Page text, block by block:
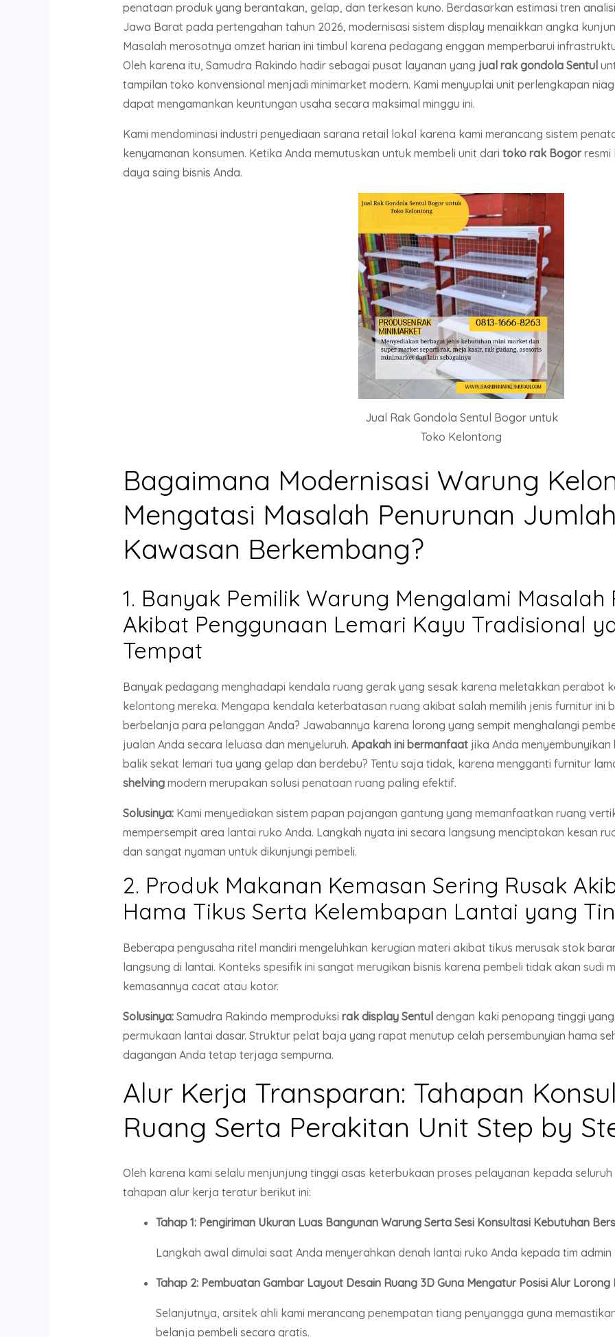
penataan produk yang berantakan, gelap, dan terkesan kuno. Berdasarkan estimasi tren
Jawa Barat pada pertengahan tahun 2026, modernisasi sistem display menaikkan angka
Masalah merosotnya omzet harian ini timbul karena pedagang enggan memperbarui
Oleh karena itu, Samudra Rakindo hadir sebagai pusat layanan yang jual rak gondola Sentul
tampilan toko konvensional menjadi minimarket modern. Kami menyuplai unit perlengkapan
dapat mengamankan keuntungan usaha secara maksimal minggu ini.
Kami mendominasi industri penyediaan sarana retail lokal karena kami merancang sistem
kenyamanan konsumen. Ketika Anda memutuskan untuk membeli unit dari toko rak Bogorresmi
daya saing bisnis Anda.
Jual Rak Gondola Sentul Bogor untuk
Toko Kelontong
Bagaimana Modernisasi Warung
Mengatasi Masalah Penurunan
Kawasan Berkembang?
1. Banyak Pemilik Warung Mengalami Masalah
Akibat Penggunaan Lemari Kayu Tradisional
Tempat
Banyak pedagang menghadapi kendala ruang gerak yang sesak karena meletakkan perabot
kelontong mereka. Mengapa kendala keterbatasan ruang akibat salah memilih jenis furnitur ini
berbelanja para pelanggan Anda? Jawabannya karena lorong yang sempit menghalangi
jualan Anda secara leluasa dan menyeluruh. Apakah ini bermanfaatjika Anda
balik sekat lemari tua yang gelap dan berdebu? Tentu saja tidak, karena mengganti furnitur
shelvingmodern merupakan solusi penataan ruang paling efektif.
Solusinya:Kami menyediakan sistem papan pajangan gantung yang memanfaatkan ruang
mempersempit area lantai ruko Anda. Langkah nyata ini secara langsung menciptakan kesan
dan sangat nyaman untuk dikunjungi pembeli.
2. Produk Makanan Kemasan Sering Rusak
Hama Tikus Serta Kelembapan Lantai yang
Beberapa pengusaha ritel mandiri mengeluhkan kerugian materi akibat tikus merusak stok
langsung di lantai. Konteks spesifik ini sangat merugikan bisnis karena pembeli tidak akan sudi
kemasannya cacat atau kotor.
Solusinya:Samudra Rakindo memproduksi rak display Sentuldengan kaki penopang tinggi
permukaan lantai dasar. Struktur pelat baja yang rapat menutup celah persembunyian hama
dagangan Anda tetap terjaga sempurna.
Alur Kerja Transparan: Tahapan
Ruang Serta Perakitan Unit Step by
Oleh karena kami selalu menjunjung tinggi asas keterbukaan proses pelayanan kepada
tahapan alur kerja teratur berikut ini:
Tahap 1: Pengiriman Ukuran Luas Bangunan Warung Serta Sesi Konsultasi Kebutuhan
Langkah awal dimulai saat Anda menyerahkan denah lantai ruko Anda kepada tim admin
Tahap 2: Pembuatan Gambar Layout Desain Ruang 3D Guna Mengatur Posisi Alur
Selanjutnya, arsitek ahli kami merancang penempatan tiang penyangga guna
belanja pembeli secara gratis.